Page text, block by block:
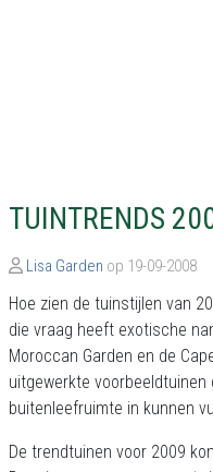
TUINTRENDS
Lisa Garden op 19-09-2008
Hoe zien de tuinstijlen van
die vraag heeft exotische
Moroccan Garden en de
uitgewerkte voorbeeldtuinen
buitenleefruimte in kunnen
De trendtuinen voor 2009